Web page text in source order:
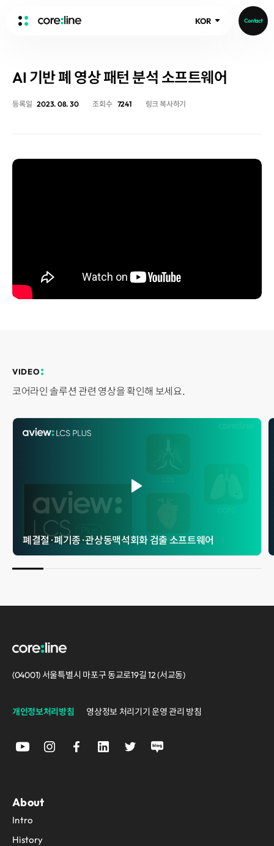
KOR Contact
ABOUT
Intro
People
aview LCS Plus
aview NeuroCAD
aview BAS
aview Pseudonymization Server
Disclosure
Events
Blog
REQUEST A DEMO
AI 기반 폐 영상 패턴 분석 소프트웨어
등록일 2023. 08. 30 조회수 7241 링크 복사하기
VIDEO
코어라인 솔루션 관련 영상을 확인해 보세요.
폐결절 · 폐기종 · 관상동맥석회화 검출 소프트웨어
(04001) 서울특별시 마포구 동교로19길 12 (서교동)
개인정보처리방침 영상정보 처리기기 운영 관리 방침
About
Intro
History